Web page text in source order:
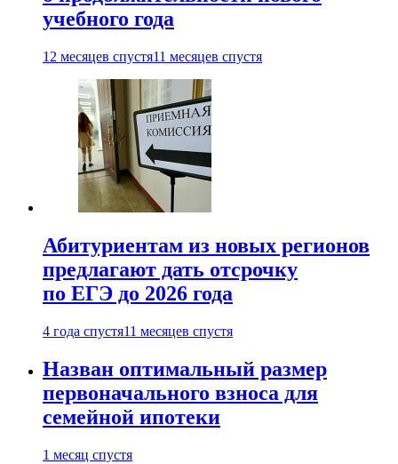
учебного года
12 месяцев спустя11 месяцев спустя
Абитуриентам из новых регионов
предлагают дать отсрочку
по ЕГЭ до 2026 года
4 года спустя11 месяцев спустя
Назван оптимальный размер
первоначального взноса для
семейной ипотеки
1 месяц спустя